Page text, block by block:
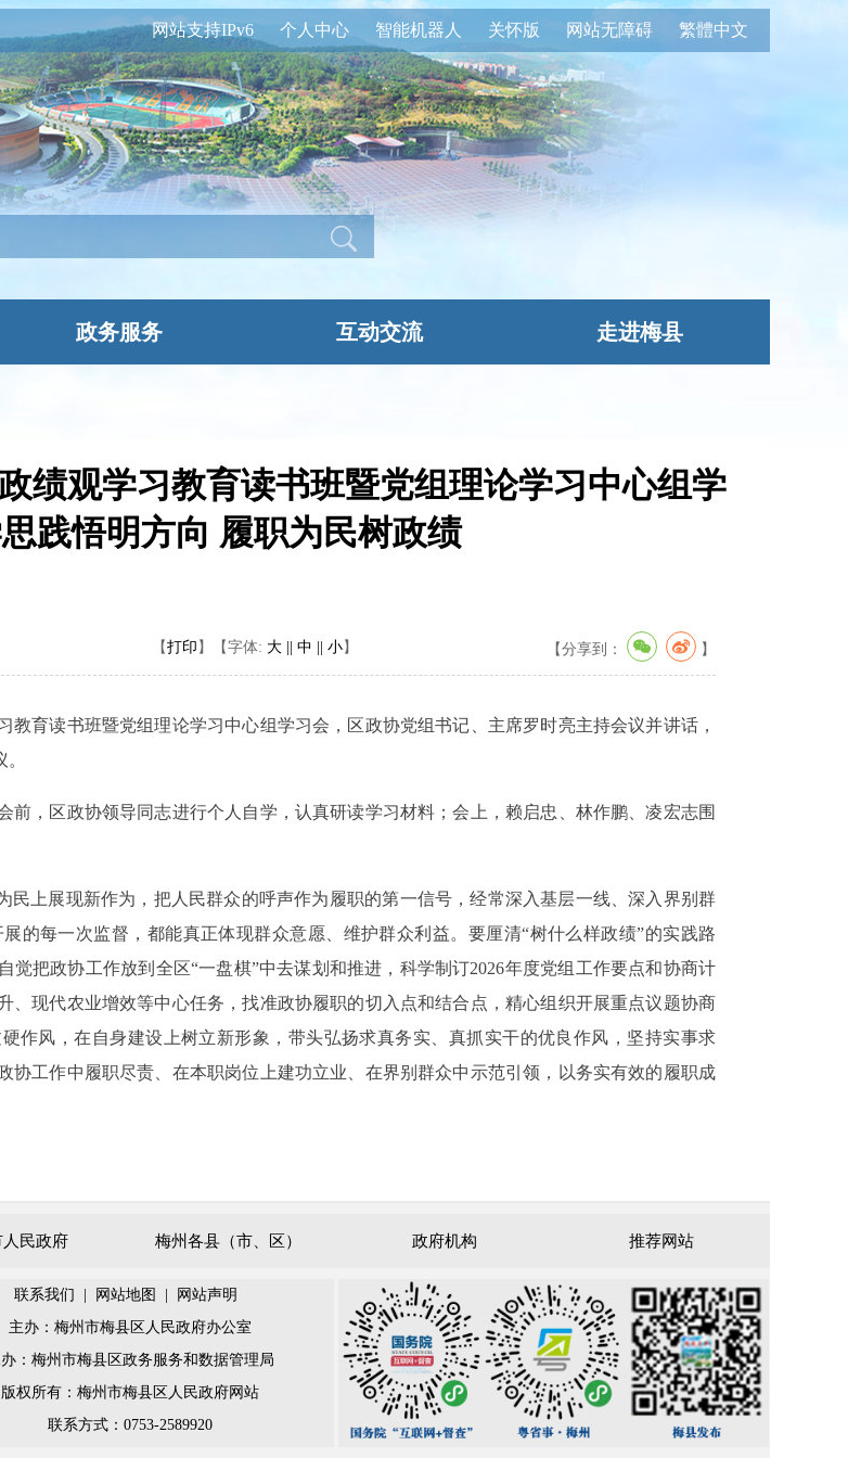
繁體中文
网站无障碍
关怀版
智能机器人
个人中心
网站支持IPv6
政务服务 互动交流 走进梅县
绩观学习教育读书班暨党组理论学习中心组学
践悟明方向 履职为民树政绩
【分享到： 】
【字体: 大 || 中 || 小】
【打印 】
育读书班暨党组理论学习中心组学习会，区政协党组书记、主席罗时亮主持会议并讲话，
，区政协领导同志进行个人自学，认真研读学习材料；会上，赖启忠、林作鹏、凌宏志围
民上展现新作为，把人民群众的呼声作为履职的第一信号，经常深入基层一线、深入界别群
的每一次监督，都能真正体现群众意愿、维护群众利益。要厘清“树什么样政绩”的实践路
把政协工作放到全区“一盘棋”中去谋划和推进，科学制订2026年度党组工作要点和协商计
现代农业增效等中心任务，找准政协履职的切入点和结合点，精心组织开展重点议题协商
作风，在自身建设上树立新形象，带头弘扬求真务实、真抓实干的优良作风，坚持实事求
工作中履职尽责、在本职岗位上建功立业、在界别群众中示范引领，以务实有效的履职成
民政府 梅州各县（市、区） 政府机构 推荐网站
联系我们 网站地图
网站声明
主办：梅州市梅县区人民政府办公室
：梅州市梅县区政务服务和数据管理局
版权所有：梅州市梅县区人民政府网站
联系方式：0753-2589920